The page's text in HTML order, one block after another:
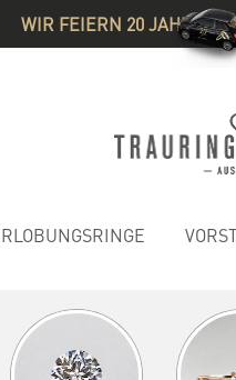
WIR FEIERN 20 JAHRE&